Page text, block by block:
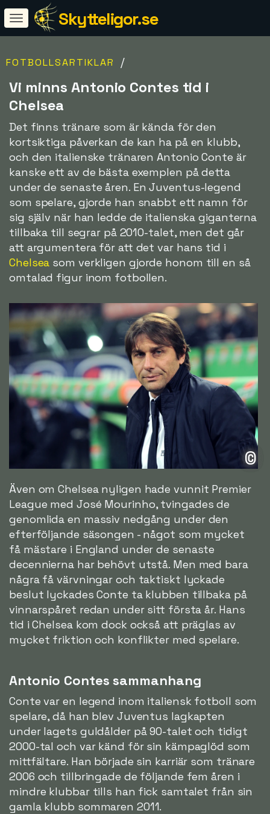
Skytteligor.se
FOTBOLLSARTIKLAR /
Vi minns Antonio Contes tid i
Chelsea
Det finns tränare som är kända för den
kortsiktiga påverkan de kan ha på en klubb,
och den italienske tränaren Antonio Conte är
kanske ett av de bästa exemplen på detta
under de senaste åren. En Juventus-legend
som spelare, gjorde han snabbt ett namn för
sig själv när han ledde de italienska giganterna
tillbaka till segrar på 2010-talet, men det går
att argumentera för att det var hans tid i
Chelsea som verkligen gjorde honom till en så
omtalad figur inom fotbollen.
©
Även om Chelsea nyligen hade vunnit Premier
League med José Mourinho, tvingades de
genomlida en massiv nedgång under den
efterföljande säsongen - något som mycket
få mästare i England under de senaste
decennierna har behövt utstå. Men med bara
några få värvningar och taktiskt lyckade
beslut lyckades Conte ta klubben tillbaka på
vinnarspåret redan under sitt första år. Hans
tid i Chelsea kom dock också att präglas av
mycket friktion och konflikter med spelare.
Antonio Contes sammanhang
Conte var en legend inom italiensk fotboll som
spelare, då han blev Juventus lagkapten
under lagets guldålder på 90-talet och tidigt
2000-tal och var känd för sin kämpaglöd som
mittfältare. Han började sin karriär som tränare
2006 och tillbringade de följande fem åren i
mindre klubbar tills han fick samtalet från sin
gamla klubb sommaren 2011.